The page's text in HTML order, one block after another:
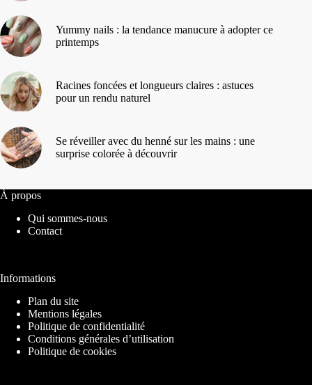
Yummy nails : la tendance manucure à adopter ce
printemps
Racines foncées et longueurs claires : astuces
pour un rendu naturel
Se réveiller avec du henné sur les mains : une
surprise colorée à découvrir
À propos
Qui sommes-nous
Contact
Informations
Plan du site
Mentions légales
Politique de confidentialité
Conditions générales d’utilisation
Politique de cookies